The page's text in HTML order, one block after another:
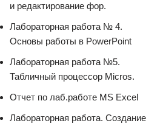
и редактирование фор.
Лабораторная работа № 4.
Основы работы в PowerPoint
Лабораторная работа №5.
Табличный процессор Micros.
Отчет по лаб.работе MS Excel
Лабораторная работа. Создание